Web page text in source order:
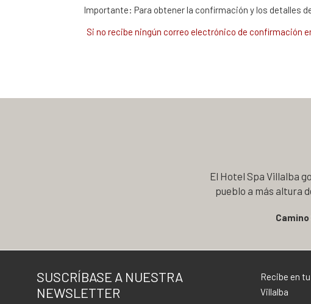
Importante: Para obtener la confirmación y los detalles
Si no recibe ningún correo electrónico de confirmación
El Hotel Spa Villalba
pueblo a más altura
SUSCRÍBASE A NUESTRA
NEWSLETTER
Recibe en
Villalba